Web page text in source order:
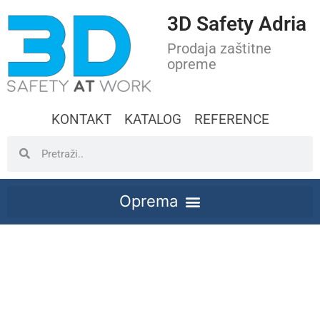
3D Safety Adria
Prodaja zaštitne
opreme
KONTAKT KATALOG REFERENCE